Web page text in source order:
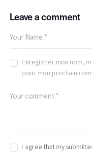
Leave a comment
Enregistrer mon nom,
pour mon prochain
I agree that my